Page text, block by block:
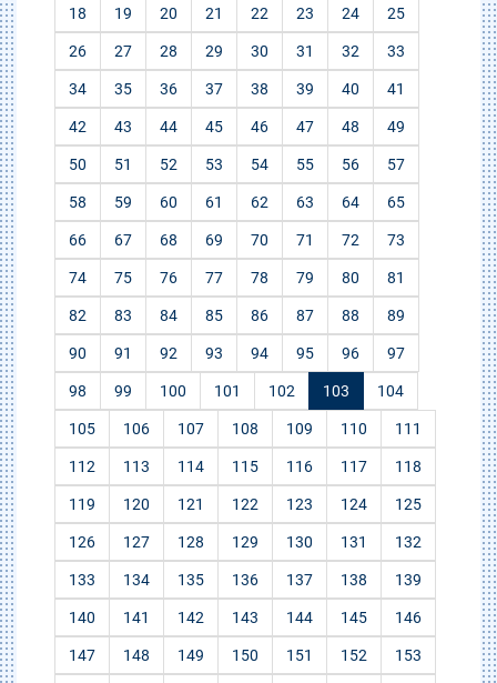
18 19 20 21 22 23 24 25
26 27 28 29 30 31 32 33
34 35 36 37 38 39 40 41
42 43 44 45 46 47 48 49
50 51 52 53 54 55 56 57
58 59 60 61 62 63 64 65
66 67 68 69 70 71 72 73
74 75 76 77 78 79 80 81
82 83 84 85 86 87 88 89
90 91 92 93 94 95 96 97
98 99 100 101 102 103 104
105 106 107 108 109 110 111
112 113 114 115 116 117 118
119 120 121 122 123 124 125
126 127 128 129 130 131 132
133 134 135 136 137 138 139
140 141 142 143 144 145 146
147 148 149 150 151 152 153